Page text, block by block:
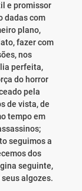
e promissor
dadas com
plano,
fazer com
nos
perfeita,
do horror
pela
de vista, de
tempo em
seguimos a
dos
seguinte,
algozes.